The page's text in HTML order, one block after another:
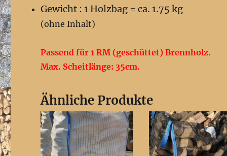
Gewicht : 1 Holzbag = ca. 1.75 kg
(ohne Inhalt)
Passend für 1 RM (geschüttet) Brennholz.
Max. Scheitlänge: 35cm.
Ähnliche Produkte